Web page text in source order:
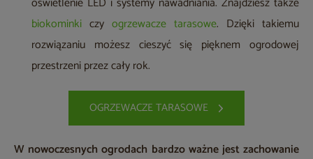
biokominki czy ogrzewacze tarasowe. Dzięki takiemu
rozwiązaniu możesz cieszyć się pięknem ogrodowej
przestrzeni przez cały rok.
OGRZEWACZE TARASOWE
W nowoczesnych ogrodach bardzo ważne jest zachowanie